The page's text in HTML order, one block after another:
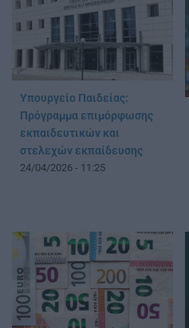
Υπουργείο Παιδείας:
Πρόγραμμα επιμόρφωσης
εκπαιδευτικών και
στελεχών εκπαίδευσης
24/04/2026 - 11:25